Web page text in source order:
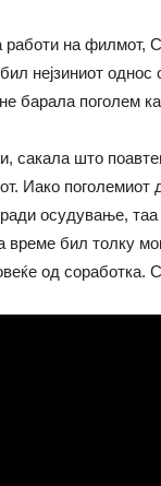
на филмот,
нејзиниот однос
барала поголем
што
Иако
осудување,
време бил толку
од соработка.